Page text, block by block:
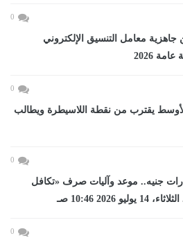
0
معامل التنسيق الإلكتروني
2026
0
يقترب من نقطة اللاسيطرة ويطالب
0
تفوق 4 مليارات جنيه.. موعد وآليات صرف «تكافل
10:46 صـ
0